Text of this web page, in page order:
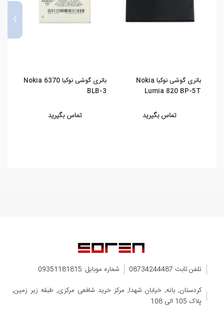
باتری گوشی نوکیا Nokia
Lumia 820 BP-5T
تماس بگیرید
باتری گوشی نوکیا Nokia 6370
BLB-3
تماس بگیرید
›
تلفن ثابت 08734244487
شماره موبایل: 09351181815
کردستان, بانه, خیابان شهدا, مرکز خرید شافعی مرکزی, طبقه زیر زمین,
پلاک 105 الی 108